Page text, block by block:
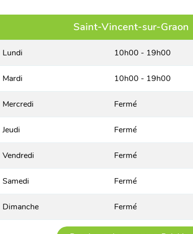
Saint-Vincent-sur-Graon
Lundi 10h00 - 19h00
Mardi 10h00 - 19h00
Mercredi Fermé
Jeudi Fermé
Vendredi Fermé
Samedi Fermé
Dimanche Fermé